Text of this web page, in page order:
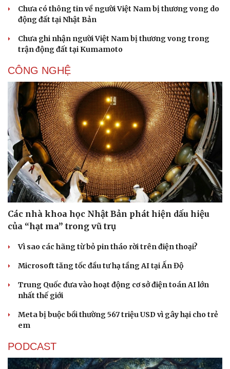
Phòng mạch online
Ăn sạch sống khỏe
Chưa có thông tin về người Việt Nam bị thương vong do
động đất tại Nhật Bản
Chưa ghi nhận người Việt Nam bị thương vong trong
trận động đất tại Kumamoto
CÔNG NGHỆ
Các nhà khoa học Nhật Bản phát hiện dấu hiệu
của “hạt ma” trong vũ trụ
Vì sao các hãng từ bỏ pin tháo rời trên điện thoại?
Microsoft tăng tốc đầu tư hạ tầng AI tại Ấn Độ
Trung Quốc đưa vào hoạt động cơ sở điện toán AI lớn
nhất thế giới
Meta bị buộc bồi thường 567 triệu USD vì gây hại cho trẻ
em
PODCAST